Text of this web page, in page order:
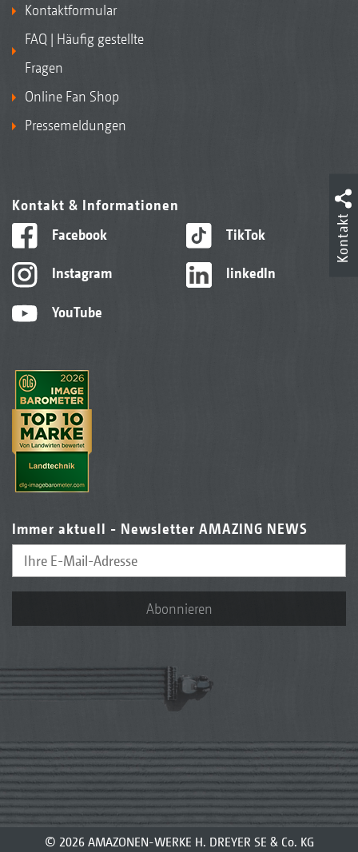
Kontaktformular
FAQ | Häufig gestellte
Fragen
Online Fan Shop
Pressemeldungen
Kontakt & Informationen
Facebook
Instagram
YouTube
TikTok
linkedIn
Immer aktuell - Newsletter AMAZING NEWS
Abonnieren
© 2026 AMAZONEN-WERKE H. DREYER SE & Co. KG
Kontakt